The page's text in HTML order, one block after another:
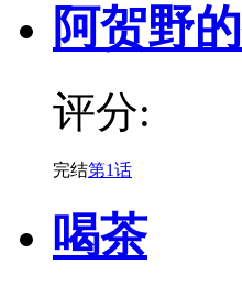
阿贺野
评分:
完结第1话
喝茶